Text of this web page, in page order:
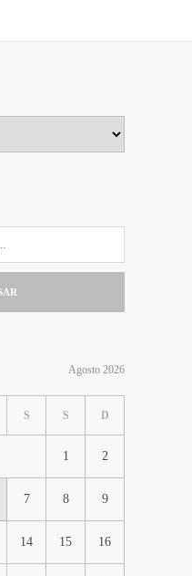
Agosto 2026
S S D
1 2
7 8 9
14 15 16